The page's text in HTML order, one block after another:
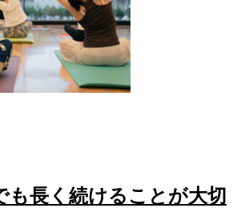
も長く続けることが大切